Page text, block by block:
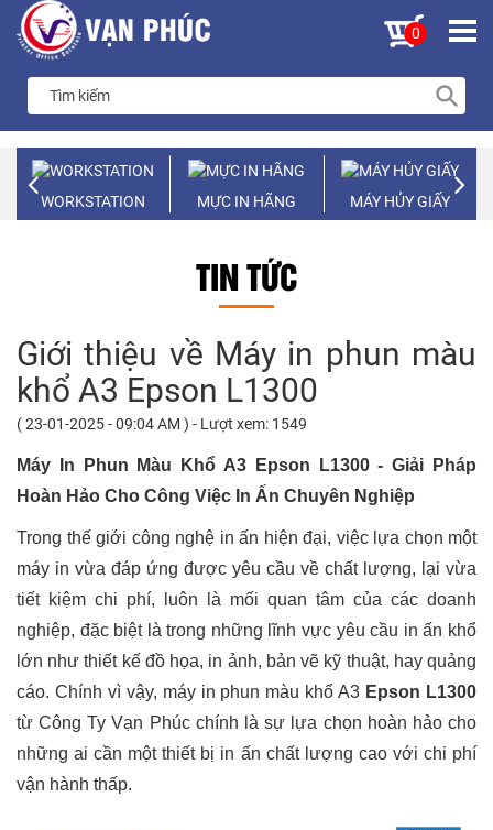
0
WORKSTATION MỰC IN HÃNG MÁY HỦY GIẤY
TIN TỨC
Giới thiệu về Máy in phun màu
khổ A3 Epson L1300
( 23-01-2025 - 09:04 AM ) - Lượt xem: 1549
Máy In Phun Màu Khổ A3 Epson L1300 - Giải Pháp
Hoàn Hảo Cho Công Việc In Ấn Chuyên Nghiệp
Trong thế giới công nghệ in ấn hiện đại, việc lựa chọn một
máy in vừa đáp ứng được yêu cầu về chất lượng, lại vừa
tiết kiệm chi phí, luôn là mối quan tâm của các doanh
nghiệp, đặc biệt là trong những lĩnh vực yêu cầu in ấn khổ
lớn như thiết kế đồ họa, in ảnh, bản vẽ kỹ thuật, hay quảng
cáo. Chính vì vậy, máy in phun màu khổ A3 Epson L1300
từ Công Ty Vạn Phúc chính là sự lựa chọn hoàn hảo cho
những ai cần một thiết bị in ấn chất lượng cao với chi phí
vận hành thấp.